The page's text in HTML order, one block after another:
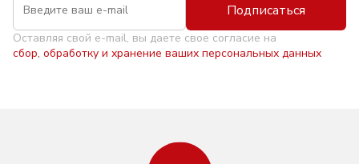
Подписаться
Оставляя свой e-mail, вы даете свое согласие на
сбор, обработку и хранение ваших персональных данных